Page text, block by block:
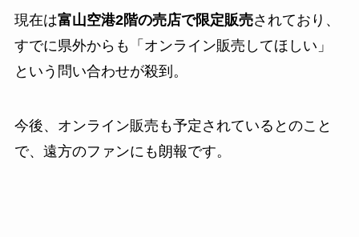
現在は富山空港2階の売店で限定販売されており、
すでに県外からも「オンライン販売してほしい」
という問い合わせが殺到。
今後、オンライン販売も予定されているとのこと
で、遠方のファンにも朗報です。